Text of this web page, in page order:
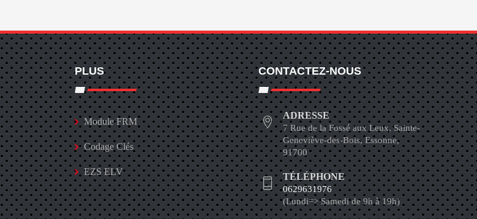
PLUS
Module FRM
Codage Clés
EZS ELV
CONTACTEZ-NOUS
ADRESSE
7 Rue de la Fossé aux Leux, Sainte-
Geneviève-des-Bois, Essonne,
91700
TÉLÉPHONE
0629631976
(Lundi=> Samedi de 9h à 19h)